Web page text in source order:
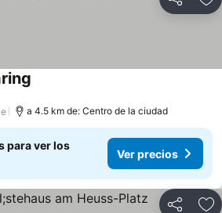
Compartir
a 4.5 km de: Centro de la ciudad
para ver los
Ver precios